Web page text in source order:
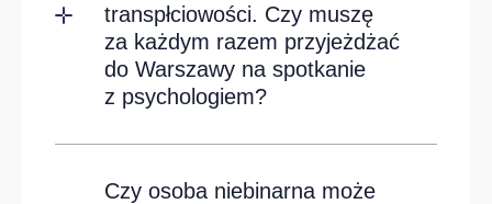
transpłciowości. Czy muszę
za każdym razem przyjeżdżać
do Warszawy na spotkanie
z psychologiem?
Czy osoba niebinarna może